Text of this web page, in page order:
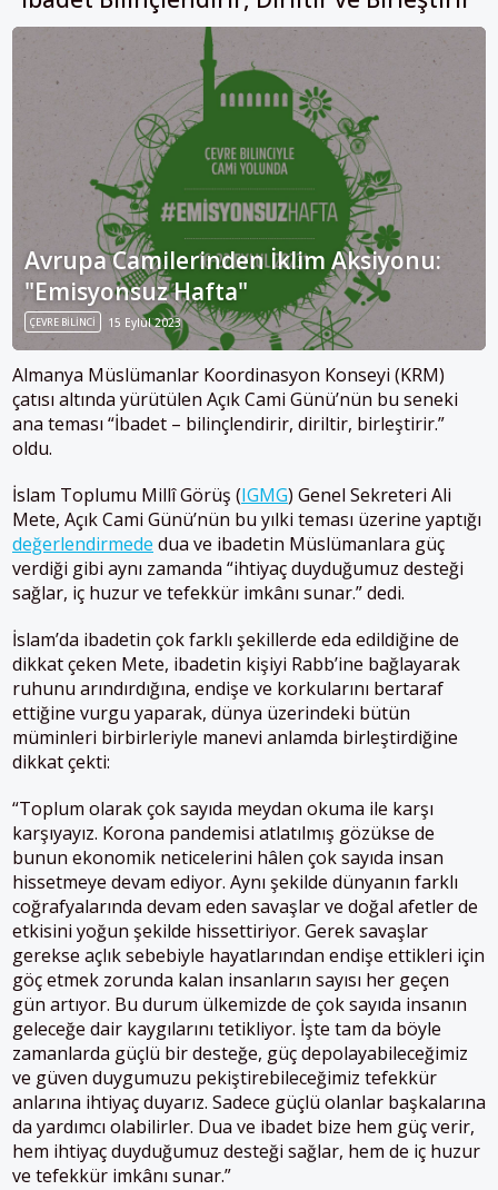
Avrupa Camilerinden İklim Aksiyonu:
"Emisyonsuz Hafta"
ÇEVRE BILINCI 15 Eylül 2023
Almanya Müslümanlar Koordinasyon Konseyi (KRM)
çatısı altında yürütülen Açık Cami Günü’nün bu seneki
ana teması “İbadet – bilinçlendirir, diriltir, birleştirir.”
oldu.
İslam Toplumu Millî Görüş (IGMG) Genel Sekreteri Ali
Mete, Açık Cami Günü’nün bu yılki teması üzerine yaptığı
değerlendirmede dua ve ibadetin Müslümanlara güç
verdiği gibi aynı zamanda “ihtiyaç duyduğumuz desteği
sağlar, iç huzur ve tefekkür imkânı sunar.” dedi.
İslam’da ibadetin çok farklı şekillerde eda edildiğine de
dikkat çeken Mete, ibadetin kişiyi Rabb’ine bağlayarak
ruhunu arındırdığına, endişe ve korkularını bertaraf
ettiğine vurgu yaparak, dünya üzerindeki bütün
müminleri birbirleriyle manevi anlamda birleştirdiğine
dikkat çekti:
“Toplum olarak çok sayıda meydan okuma ile karşı
karşıyayız. Korona pandemisi atlatılmış gözükse de
bunun ekonomik neticelerini hâlen çok sayıda insan
hissetmeye devam ediyor. Aynı şekilde dünyanın farklı
coğrafyalarında devam eden savaşlar ve doğal afetler de
etkisini yoğun şekilde hissettiriyor. Gerek savaşlar
gerekse açlık sebebiyle hayatlarından endişe ettikleri için
göç etmek zorunda kalan insanların sayısı her geçen
gün artıyor. Bu durum ülkemizde de çok sayıda insanın
geleceğe dair kaygılarını tetikliyor. İşte tam da böyle
zamanlarda güçlü bir desteğe, güç depolayabileceğimiz
ve güven duygumuzu pekiştirebileceğimiz tefekkür
anlarına ihtiyaç duyarız. Sadece güçlü olanlar başkalarına
da yardımcı olabilirler. Dua ve ibadet bize hem güç verir,
hem ihtiyaç duyduğumuz desteği sağlar, hem de iç huzur
ve tefekkür imkânı sunar.”